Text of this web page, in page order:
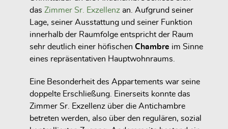
das Zimmer Sr. Exzellenz an. Aufgrund seiner
Lage, seiner Ausstattung und seiner Funktion
innerhalb der Raumfolge entspricht der Raum
sehr deutlich einer höfischen Chambre im Sinne
eines repräsentativen Hauptwohnraums.
Eine Besonderheit des Appartements war seine
doppelte Erschließung. Einerseits konnte das
Zimmer Sr. Exzellenz über die Antichambre
betreten werden, also über den regulären, sozial